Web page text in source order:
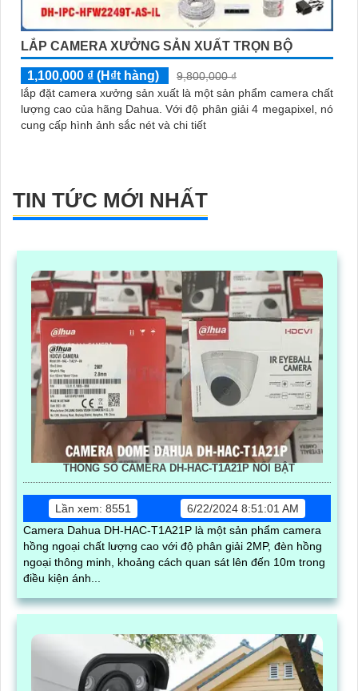
LẮP CAMERA XƯỞNG SẢN XUẤT TRỌN BỘ
1,100,000 ₫ (H₫t hàng)
9,800,000 ₫
lắp đặt camera xưởng sản xuất là một sản phẩm camera chất
lượng cao của hãng Dahua. Với độ phân giải 4 megapixel, nó
cung cấp hình ảnh sắc nét và chi tiết
TIN TỨC MỚI NHẤT
THÔNG SỐ CAMERA DH-HAC-T1A21P NỔI BẬT
Lần xem: 8551
6/22/2024 8:51:01 AM
Camera Dahua DH-HAC-T1A21P là một sản phẩm camera
hồng ngoại chất lượng cao với độ phân giải 2MP, đèn hồng
ngoại thông minh, khoảng cách quan sát lên đến 10m trong
điều kiện ánh...